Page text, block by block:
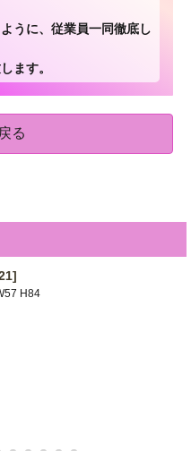
うに、従業員一同徹底し
ます。
る
H84